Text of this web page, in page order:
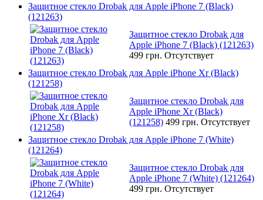
Защитное стекло Drobak для Apple iPhone 7 (Black)
(121263)
Защитное стекло Drobak для
Apple iPhone 7 (Black) (121263)
499 грн. Отсутствует
Защитное стекло Drobak для Apple iPhone Xr (Black)
(121258)
Защитное стекло Drobak для
Apple iPhone Xr (Black)
(121258) 499 грн. Отсутствует
Защитное стекло Drobak для Apple iPhone 7 (White)
(121264)
Защитное стекло Drobak для
Apple iPhone 7 (White) (121264)
499 грн. Отсутствует